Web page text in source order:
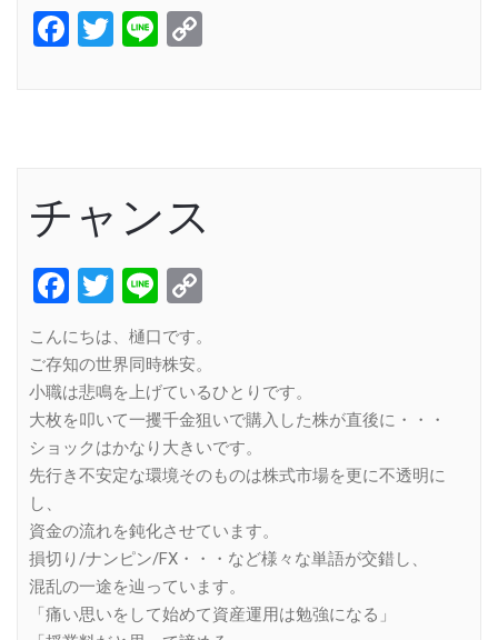
Facebook
Twitter
Line
チャンス
Facebook
Twitter
Line
こんにちは、樋口です。
ご存知の世界同時株安。
小職は悲鳴を上げているひとりです。
大枚を叩いて一攫千金狙いで購入した株が直後に・・・
ショックはかなり大きいです。
先行き不安定な環境そのものは株式市場を更に不透明に
し、
資金の流れを鈍化させています。
損切り/ナンピン/FX・・・など様々な単語が交錯し、
混乱の一途を辿っています。
「痛い思いをして始めて資産運用は勉強になる」